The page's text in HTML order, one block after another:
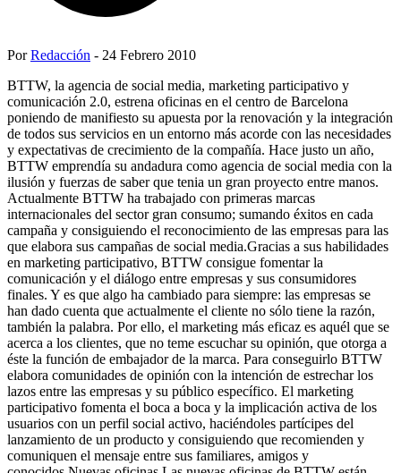
PorRedacción - 24 Febrero 2010
BTTW, la agencia de social media, marketing participativo y
comunicación 2.0, estrena oficinas en el centro de Barcelona
poniendo de manifiesto su apuesta por la renovación y la integración
de todos sus servicios en un entorno más acorde con las necesidades
y expectativas de crecimiento de la compañía. Hace justo un año,
BTTW emprendía su andadura como agencia de social media con la
ilusión y fuerzas de saber que tenia un gran proyecto entre manos.
Actualmente BTTW ha trabajado con primeras marcas
internacionales del sector gran consumo; sumando éxitos en cada
campaña y consiguiendo el reconocimiento de las empresas para las
que elabora sus campañas de social media.Gracias a sus habilidades
en marketing participativo, BTTW consigue fomentar la
comunicación y el diálogo entre empresas y sus consumidores
finales. Y es que algo ha cambiado para siempre: las empresas se
han dado cuenta que actualmente el cliente no sólo tiene la razón,
también la palabra. Por ello, el marketing más eficaz es aquél que se
acerca a los clientes, que no teme escuchar su opinión, que otorga a
éste la función de embajador de la marca. Para conseguirlo BTTW
elabora comunidades de opinión con la intención de estrechar los
lazos entre las empresas y su público específico. El marketing
participativo fomenta el boca a boca y la implicación activa de los
usuarios con un perfil social activo, haciéndoles partícipes del
lanzamiento de un producto y consiguiendo que recomienden y
comuniquen el mensaje entre sus familiares, amigos y